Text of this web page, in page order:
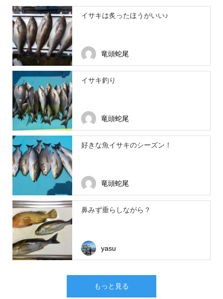
イサキは炙ったほうがいい♪
竜頭蛇尾
イサキ釣り
竜頭蛇尾
好きな魚イサキのシーズン！
竜頭蛇尾
鼻みず垂らしながら？
yasu
もっと見る